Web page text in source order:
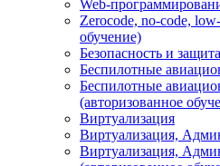
Web-
Zerocode, no-code,
обучение)
Безопасность и
Беспилотные
Беспилотные
(авторизованное
Виртуализация
Виртуализация,
Виртуализация,